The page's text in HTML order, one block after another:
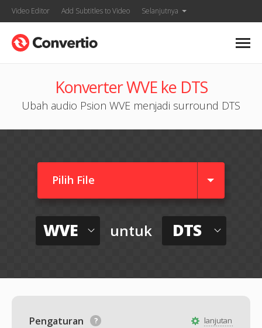
Video Editor Add Subtitles to Video Selanjutnya
Konverter WVE ke DTS
Ubah audio Psion WVE menjadi surround DTS
Pilih File
WVE untuk DTS
lanjutan
Pengaturan